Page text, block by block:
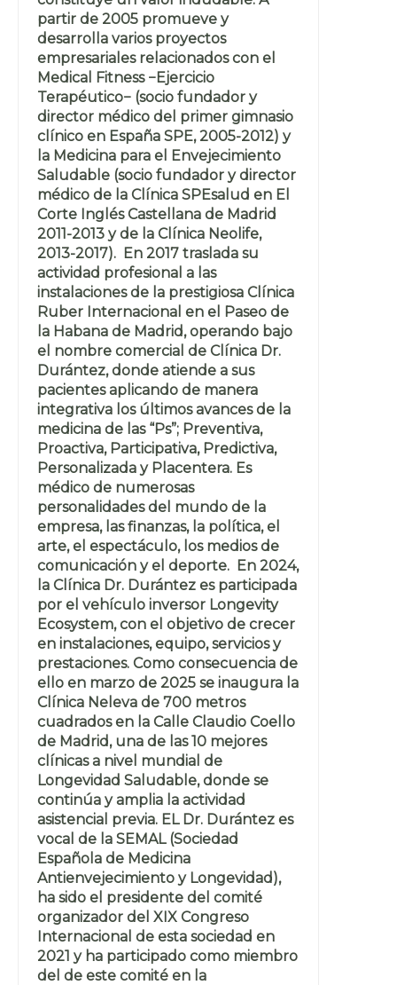
partir de 2005 promueve y
desarrolla varios proyectos
empresariales relacionados con el
Medical Fitness −Ejercicio
Terapéutico− (socio fundador y
director médico del primer gimnasio
clínico en España SPE, 2005-2012) y
la Medicina para el Envejecimiento
Saludable (socio fundador y director
médico de la Clínica SPEsalud en El
Corte Inglés Castellana de Madrid
2011-2013 y de la Clínica Neolife,
2013-2017). En 2017 traslada su
actividad profesional a las
instalaciones de la prestigiosa Clínica
Ruber Internacional en el Paseo de
la Habana de Madrid, operando bajo
el nombre comercial de Clínica Dr.
Durántez, donde atiende a sus
pacientes aplicando de manera
integrativa los últimos avances de la
medicina de las “Ps”; Preventiva,
Proactiva, Participativa, Predictiva,
Personalizada y Placentera. Es
médico de numerosas
personalidades del mundo de la
empresa, las finanzas, la política, el
arte, el espectáculo, los medios de
comunicación y el deporte. En 2024,
la Clínica Dr. Durántez es participada
por el vehículo inversor Longevity
Ecosystem, con el objetivo de crecer
en instalaciones, equipo, servicios y
prestaciones. Como consecuencia de
ello en marzo de 2025 se inaugura la
Clínica Neleva de 700 metros
cuadrados en la Calle Claudio Coello
de Madrid, una de las 10 mejores
clínicas a nivel mundial de
Longevidad Saludable, donde se
continúa y amplia la actividad
asistencial previa. EL Dr. Durántez es
vocal de la SEMAL (Sociedad
Española de Medicina
Antienvejecimiento y Longevidad),
ha sido el presidente del comité
organizador del XIX Congreso
Internacional de esta sociedad en
2021 y ha participado como miembro
del de este comité en la